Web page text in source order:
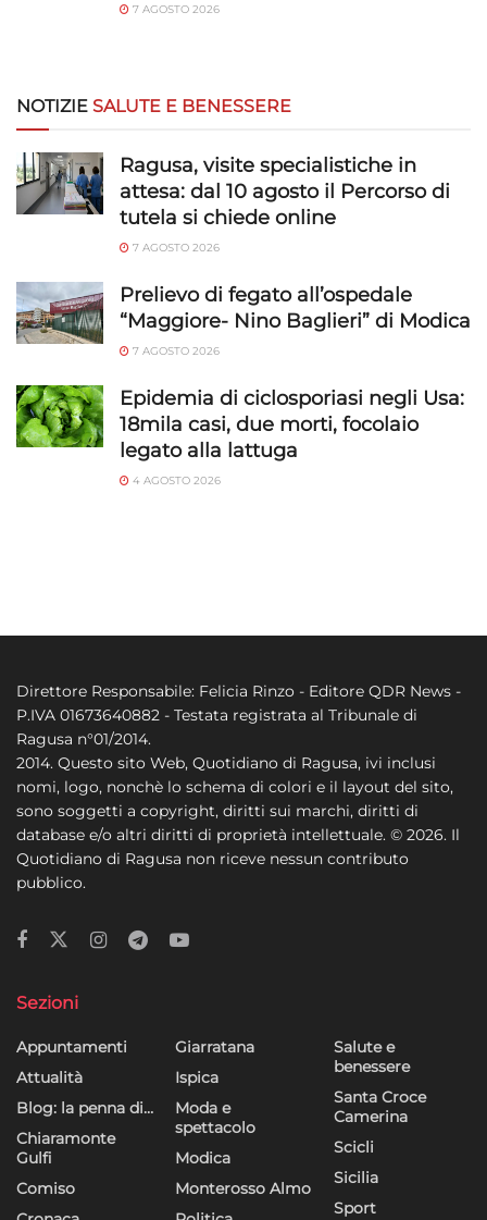
7 AGOSTO 2026
NOTIZIE SALUTE E BENESSERE
Ragusa, visite specialistiche in
attesa: dal 10 agosto il Percorso di
tutela si chiede online
7 AGOSTO 2026
Prelievo di fegato all’ospedale
“Maggiore- Nino Baglieri” di Modica
7 AGOSTO 2026
Epidemia di ciclosporiasi negli Usa:
18mila casi, due morti, focolaio
legato alla lattuga
4 AGOSTO 2026
Direttore Responsabile: Felicia Rinzo - Editore QDR News -
P.IVA 01673640882 - Testata registrata al Tribunale di
Ragusa n°01/2014.
2014. Questo sito Web, Quotidiano di Ragusa, ivi inclusi
nomi, logo, nonchè lo schema di colori e il layout del sito,
sono soggetti a copyright, diritti sui marchi, diritti di
database e/o altri diritti di proprietà intellettuale. © 2026. Il
Quotidiano di Ragusa non riceve nessun contributo
pubblico.
Sezioni
Appuntamenti
Attualità
Blog: la penna di…
Chiaramonte
Gulfi
Comiso
Giarratana
Ispica
Moda e
spettacolo
Modica
Monterosso Almo
Salute e
benessere
Santa Croce
Camerina
Scicli
Sicilia
Sport